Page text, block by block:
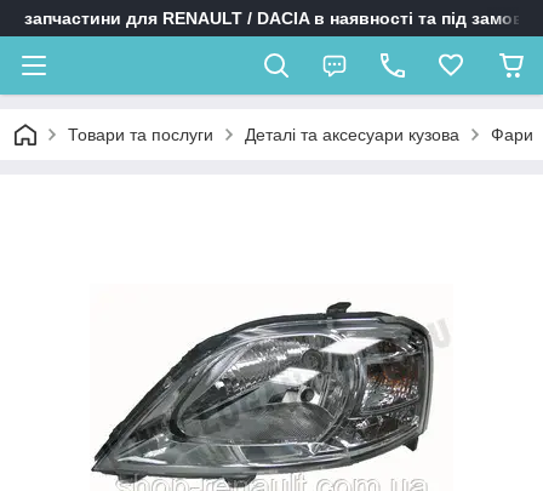
запчастини для RENAULT / DACIA в наявності та під
Товари та послуги Деталі та аксесуари кузова Фари